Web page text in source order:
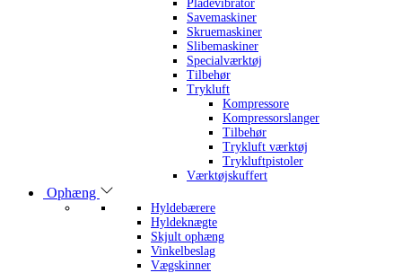
Pladevibrator
Savemaskiner
Skruemaskiner
Slibemaskiner
Specialværktøj
Tilbehør
Trykluft
Kompressore
Kompressorslanger
Tilbehør
Trykluft værktøj
Trykluftpistoler
Værktøjskuffert
Ophæng
Hyldebærere
Hyldeknægte
Skjult ophæng
Vinkelbeslag
Vægskinner